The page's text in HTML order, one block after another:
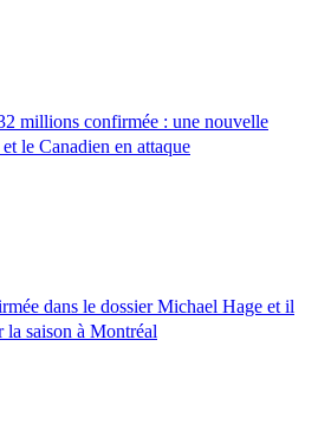
millions confirmée : une nouvelle
le Canadien en attaque
dans le dossier Michael Hage et il
la saison à Montréal